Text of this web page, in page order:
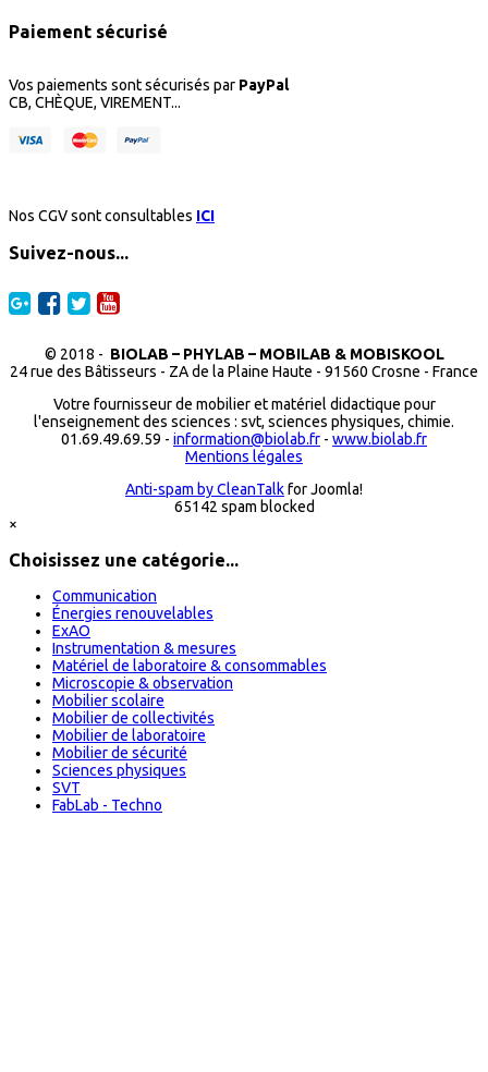
Paiement sécurisé
Vos paiements sont sécurisés par PayPal
CB, CHÈQUE, VIREMENT...
Nos CGV sont consultables ICI
Suivez-nous...
© 2018 - BIOLAB – PHYLAB – MOBILAB & MOBISKOOL
24 rue des Bâtisseurs - ZA de la Plaine Haute - 91560 Crosne - France
Votre fournisseur de mobilier et matériel didactique pour
l'enseignement des sciences : svt, sciences physiques, chimie.
01.69.49.69.59 - information@biolab.fr - www.biolab.fr
Mentions légales
Anti-spam by CleanTalkfor Joomla!
65142 spam blocked
×
Choisissez une catégorie...
Communication
Énergies renouvelables
ExAO
Instrumentation & mesures
Matériel de laboratoire & consommables
Microscopie & observation
Mobilier scolaire
Mobilier de collectivités
Mobilier de laboratoire
Mobilier de sécurité
Sciences physiques
SVT
FabLab - Techno